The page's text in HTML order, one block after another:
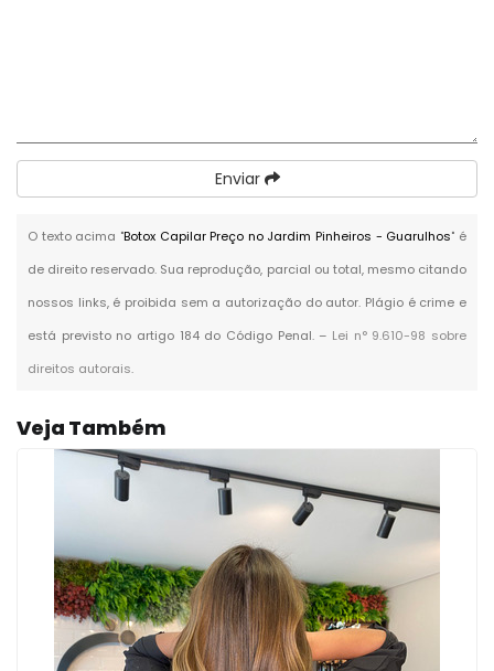
Enviar
O texto acima "Botox Capilar Preço no Jardim Pinheiros - Guarulhos" é
de direito reservado. Sua reprodução, parcial ou total, mesmo citando
nossos links, é proibida sem a autorização do autor. Plágio é crime e
está previsto no artigo 184 do Código Penal. – Lei n° 9.610-98 sobre
direitos autorais.
Veja Também